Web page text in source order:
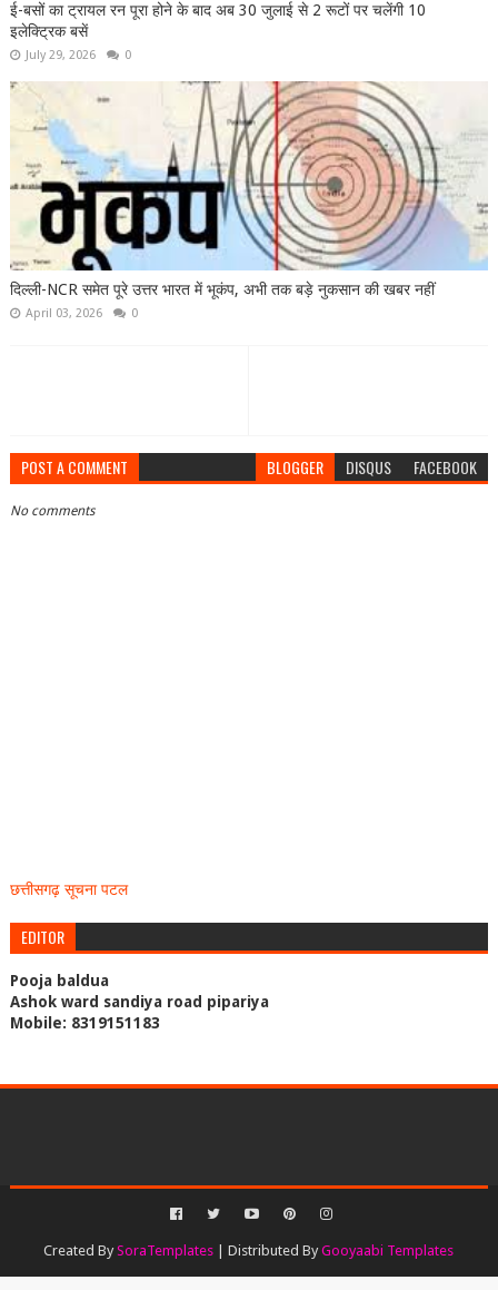
ई-बसों का ट्रायल रन पूरा होने के बाद अब 30 जुलाई से 2 रूटों पर चलेंगी 10
इलेक्ट्रिक बसें
July 29, 2026 0
दिल्ली-NCR समेत पूरे उत्तर भारत में भूकंप, अभी तक बड़े नुकसान की खबर नहीं
April 03, 2026 0
POST A COMMENT BLOGGER DISQUS FACEBOOK
No comments
छत्तीसगढ़ सूचना पटल
EDITOR
Pooja baldua
Ashok ward sandiya road pipariya
Mobile: 8319151183
Created BySoraTemplates | Distributed ByGooyaabi Templates